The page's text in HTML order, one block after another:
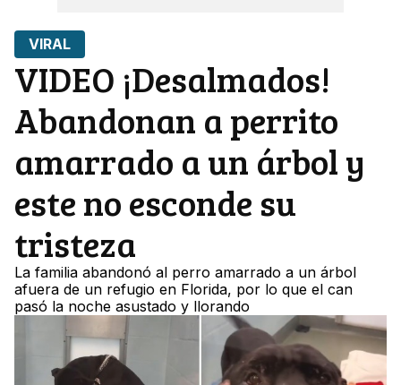
VIRAL
VIDEO ¡Desalmados!
Abandonan a perrito
amarrado a un árbol y
este no esconde su
tristeza
La familia abandonó al perro amarrado a un árbol
afuera de un refugio en Florida, por lo que el can
pasó la noche asustado y llorando